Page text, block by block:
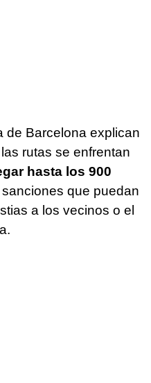
de Barcelona explican
rutas se enfrentan
hasta los 900
que puedan
a los vecinos o el